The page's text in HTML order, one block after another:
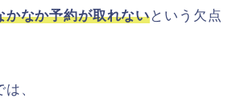
かなか予約が取れないという欠点
、